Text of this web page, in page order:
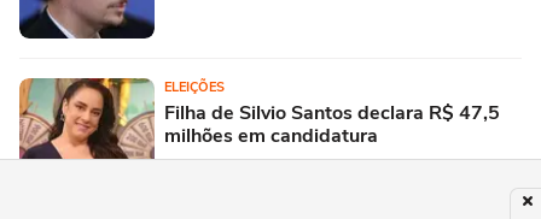
ELEIÇÕES
Filha de Silvio Santos declara R$ 47,5
milhões em candidatura